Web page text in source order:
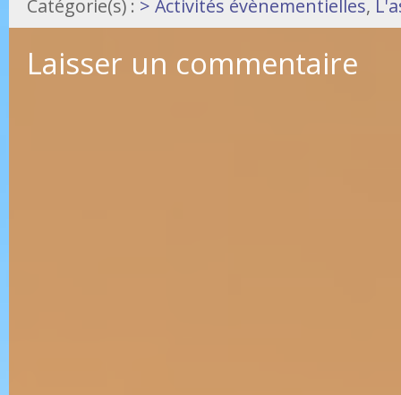
Catégorie(s) : > Activités évènementielles,
Laisser un commentaire